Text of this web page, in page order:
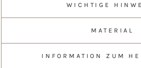
WICHTIGE
MATERIAL
INFORMATION ZUM